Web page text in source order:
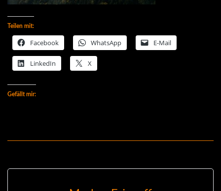
Teilen mit:
Facebook WhatsApp E-Mail
LinkedIn X
Gefällt mir: